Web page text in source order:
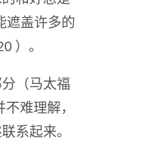
遮盖许多的
）。
（马太福
难理解，
系起来。